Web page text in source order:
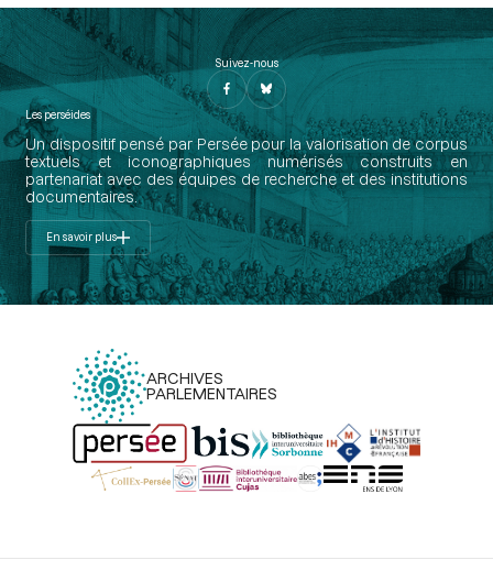
Suivez-nous
Les perséides
Un dispositif pensé par Persée pour la valorisation de corpus
textuels et iconographiques numérisés construits en
partenariat avec des équipes de recherche et des institutions
documentaires.
En savoir plus
ARCHIVES
PARLEMENTAIRES
Menu